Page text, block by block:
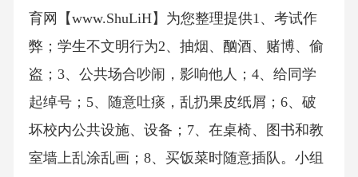
育网【www.ShuLiH】为您整理提供1、考试作
弊；学生不文明行为2、抽烟、酗酒、赌博、偷
盗；3、公共场合吵闹，影响他人；4、给同学
起绰号；5、随意吐痰，乱扔果皮纸屑；6、破
坏校内公共设施、设备；7、在桌椅、图书和教
室墙上乱涂乱画；8、买饭菜时随意插队。小组